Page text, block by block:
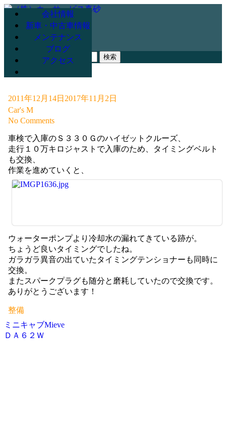
078-947-3265
会社情報
新車・中古車情報
メンテナンス
ブログ
アクセス
2011年12月14日 2017年11月2日
Car's M
No Comments
車検で入庫のＳ３３０Ｇのハイゼットクルーズ、
走行１０万キロジャストで入庫のため、タイミングベルト
も交換、
作業を進めていくと、
ウォーターポンプより冷却水の漏れてきている跡が。
ちょうど良いタイミングでしたね。
ガラガラ異音の出ていたタイミングテンショナーも同時に
交換。
またスパークプラグも随分と磨耗していたので交換です。
ありがとうございます！
整備
投
ミニキャブMieve
ＤＡ６２Ｗ